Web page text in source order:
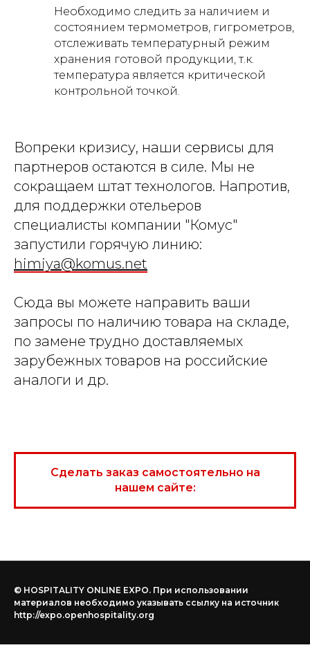
Необходимо следить за наличием и
состоянием термометров, гигрометров,
отслеживать температурный режим
хранения готовой продукции, т.к.
температура является критической
контрольной точкой.
Вопреки кризису, наши сервисы для
партнеров остаются в силе. Мы не
сокращаем штат технологов. Напротив,
для поддержки отельеров
специалисты компании "Комус"
запустили горячую линию:
himiya@komus.net
Сюда вы можете направить ваши
запросы по наличию товара на складе,
по замене трудно доставляемых
зарубежных товаров на российские
аналоги и др.
Сделать заказ самостоятельно на
нашем сайте:
© HOSPITALITY ONLINE EXPO. При использовании
материалов необходимо указывать ссылку на источник
http://expo.openhospitality.org